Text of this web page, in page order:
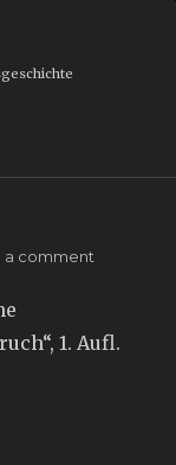
a comment
1. Aufl.